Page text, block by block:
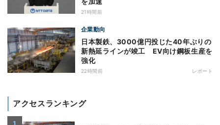
21時間前
企業動向
日本製鉄、3000億円投じた40年ぶりの
新熱延ラインが竣工 EV向け鋼板生産を
強化
22時間前 レポート
アクセスランキング